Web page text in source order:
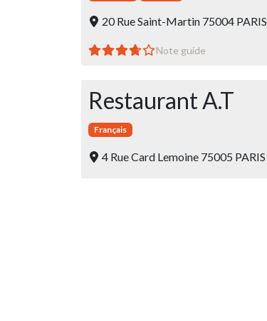
20 Rue Saint-Martin 75004 PARIS
Note guide
Restaurant A.T
Français
4 Rue Card Lemoine 75005 PARIS